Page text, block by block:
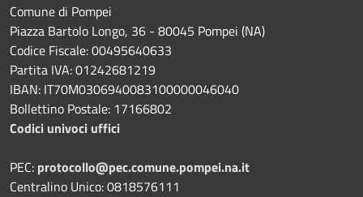
Comune di Pompei
Piazza Bartolo Longo, 36 - 80045 Pompei (NA)
Codice Fiscale: 00495640633
Partita IVA: 01242681219
IBAN: IT70M0306940083100000046040
Bollettino Postale: 17166802
Codici univoci uffici
PEC: protocollo@pec.comune.pompei.na.it
Centralino Unico: 0818576111